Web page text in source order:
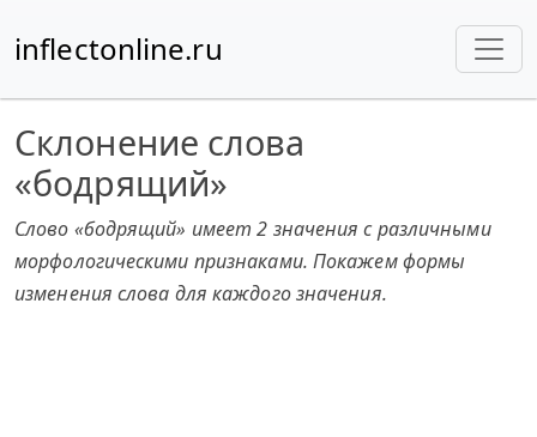
inflectonline.ru
Склонение слова
«бодрящий»
Слово «бодрящий» имеет 2 значения с различными
морфологическими признаками. Покажем формы
изменения слова для каждого значения.